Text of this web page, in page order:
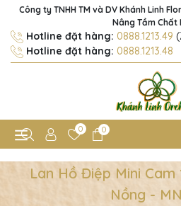
Công ty TNHH TM và DV Khánh Linh
Nâng Tầm Chất
Hotline đặt hàng: 0888.1213.49
Hotline đặt hàng: 0888.1213.48
0 0
Lan Hồ Điệp Mini Cam
Nồng -